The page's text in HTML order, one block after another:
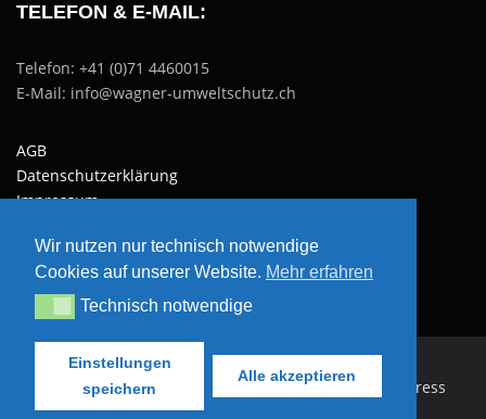
TELEFON & E-MAIL:
Telefon: +41 (0)71 4460015
E-Mail: info@wagner-umweltschutz.ch
AGB
Datenschutzerklärung
Impressum
Website erstellt von SEObest
Copyright © 2026 Wagner Umweltschutz AG
OnePress
Theme von FameThemes
Wir nutzen nur technisch notwendige
Cookies auf unserer Website. Mehr erfahren
Technisch notwendige
Technisch notwendige
Einstellungen
speichern
Alle akzeptieren